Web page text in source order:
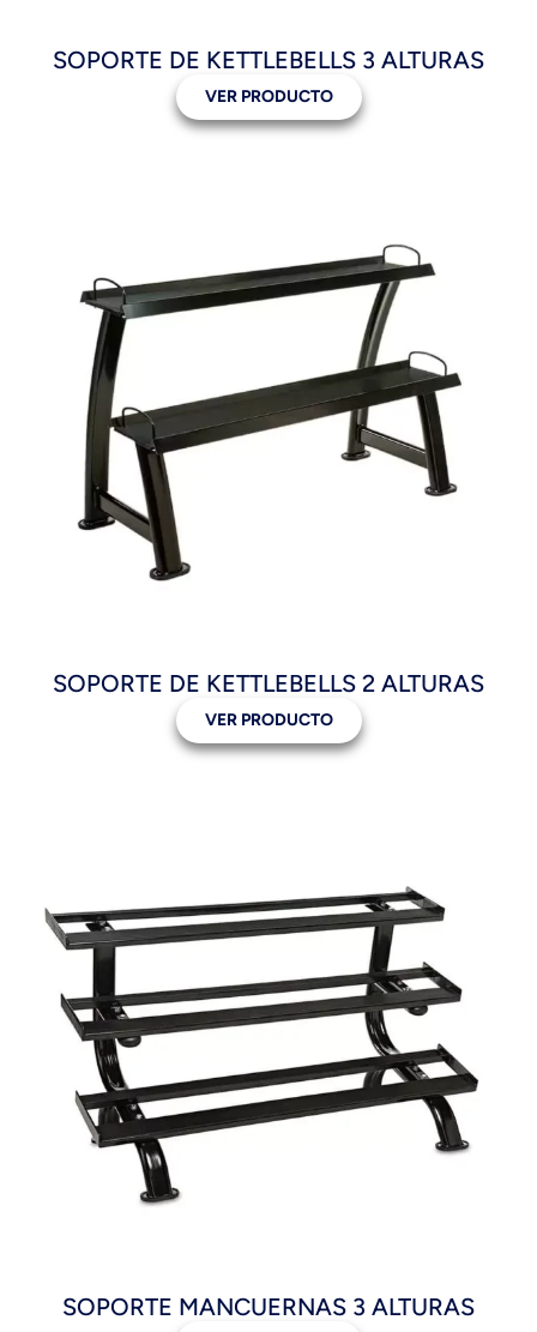
SOPORTE DE KETTLEBELLS 3 ALTURAS
VER PRODUCTO
SOPORTE DE KETTLEBELLS 2 ALTURAS
VER PRODUCTO
SOPORTE MANCUERNAS 3 ALTURAS